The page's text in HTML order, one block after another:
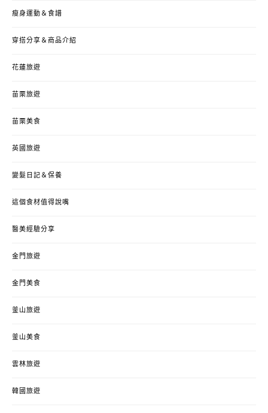
瘦身運動＆食譜
穿搭分享＆商品介紹
花蓮旅遊
苗栗旅遊
苗栗美食
英國旅遊
變髮日記＆保養
這個食材值得說嘴
醫美經驗分享
金門旅遊
金門美食
釜山旅遊
釜山美食
雲林旅遊
韓國旅遊